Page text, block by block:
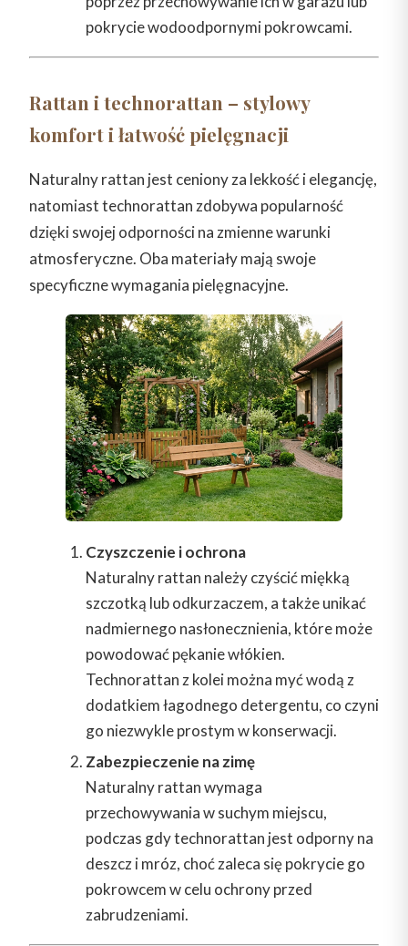
pokrycie wodoodpornymi pokrowcami.
Rattan i technorattan – stylowy
komfort i łatwość pielęgnacji
Naturalny rattan jest ceniony za lekkość i elegancję,
natomiast technorattan zdobywa popularność
dzięki swojej odporności na zmienne warunki
atmosferyczne. Oba materiały mają swoje
specyficzne wymagania pielęgnacyjne.
Czyszczenie i ochrona
Naturalny rattan należy czyścić miękką
szczotką lub odkurzaczem, a także unikać
nadmiernego nasłonecznienia, które może
powodować pękanie włókien.
Technorattan z kolei można myć wodą z
dodatkiem łagodnego detergentu, co czyni
go niezwykle prostym w konserwacji.
Zabezpieczenie na zimę
Naturalny rattan wymaga
przechowywania w suchym miejscu,
podczas gdy technorattan jest odporny na
deszcz i mróz, choć zaleca się pokrycie go
pokrowcem w celu ochrony przed
zabrudzeniami.